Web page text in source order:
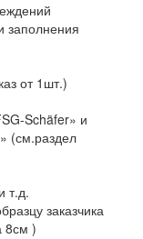
заполнения
от 1шт.)
Schäfer» и
(см.раздел
т.д.
заказчика
8см )